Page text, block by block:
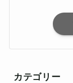
カテゴリー